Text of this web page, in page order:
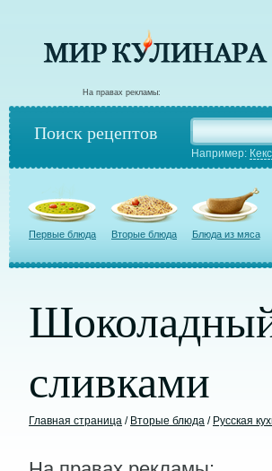
На правах рекламы:
Поиск рецептов
Например:
Первые блюда Вторые блюда Блюда из мяса
сливками
Главная страница / Вторые блюда / Русская